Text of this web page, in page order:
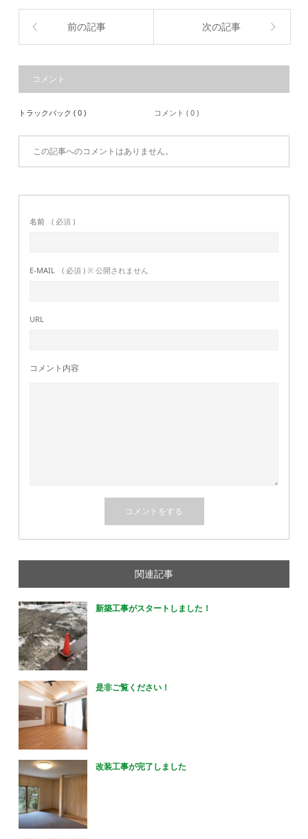
前の記事 次の記事
コメント
トラックバック ( 0 ) コメント ( 0 )
この記事へのコメントはありません。
名前 ( 必須 )
E-MAIL ( 必須 ) ※ 公開されません
URL
コメント内容
関連記事
新築工事がスタートしました！
是非ご覧ください！
改装工事が完了しました